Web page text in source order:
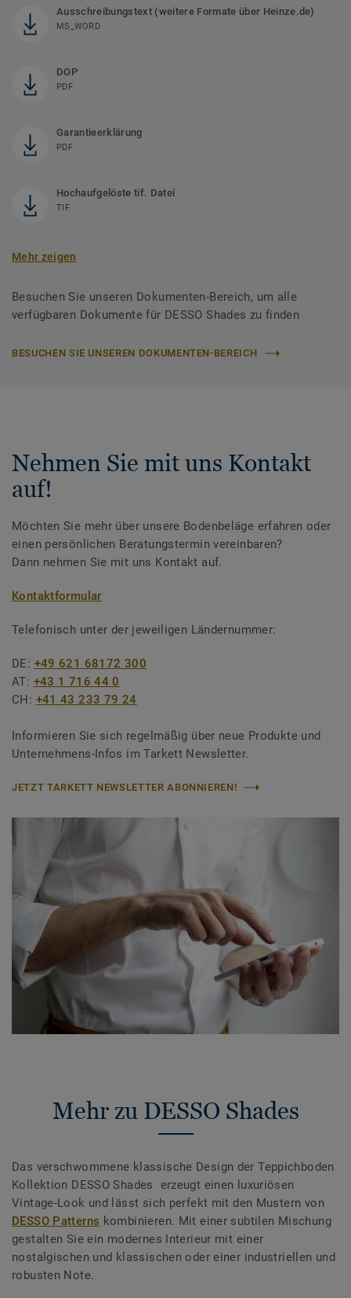
Ausschreibungstext (weitere Formate über Heinze.de)
MS_WORD
DOP
PDF
Garantieerklärung
PDF
Hochaufgelöste tif. Datei
TIF
Mehr zeigen
Besuchen Sie unseren Dokumenten-Bereich, um alle
verfügbaren Dokumente für DESSO Shades zu finden
BESUCHEN SIE UNSEREN DOKUMENTEN-BEREICH
Nehmen Sie mit uns Kontakt
auf!
Möchten Sie mehr über unsere Bodenbeläge erfahren oder
einen persönlichen Beratungstermin vereinbaren?
Dann nehmen Sie mit uns Kontakt auf.
Kontaktformular
Telefonisch unter der jeweiligen Ländernummer:
DE: +49 621 68172 300
AT: +43 1 716 44 0
CH: +41 43 233 79 24
Informieren Sie sich regelmäßig über neue Produkte und
Unternehmens-Infos im Tarkett Newsletter.
JETZT TARKETT NEWSLETTER ABONNIEREN!
Mehr zu DESSO Shades
Das verschwommene klassische Design der Teppichboden
Kollektion DESSO Shades erzeugt einen luxuriösen
Vintage-Look und lässt sich perfekt mit den Mustern von
DESSO Patterns kombinieren. Mit einer subtilen Mischung
gestalten Sie ein modernes Interieur mit einer
nostalgischen und klassischen oder einer industriellen und
robusten Note.